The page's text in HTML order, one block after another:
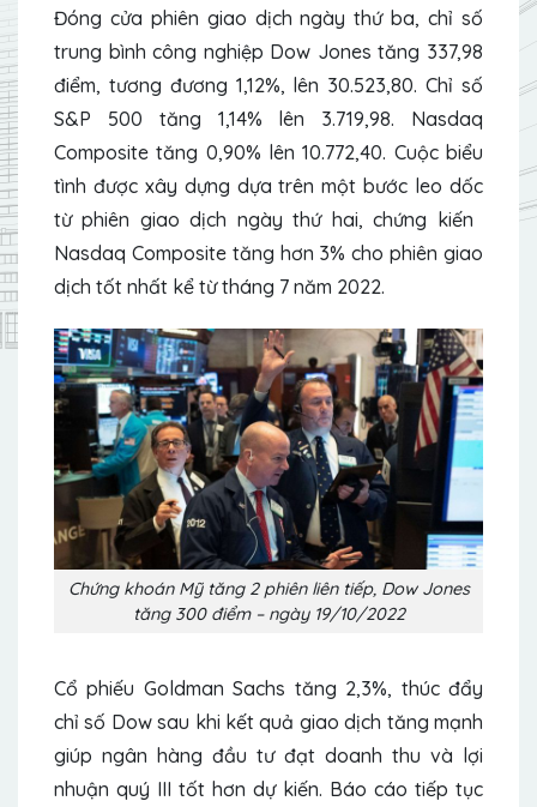
Đóng cửa phiên giao dịch ngày thứ ba, chỉ số
trung bình công nghiệp Dow Jones tăng 337,98
điểm, tương đương 1,12%, lên 30.523,80. Chỉ số
S&P 500 tăng 1,14% lên 3.719,98. Nasdaq
Composite tăng 0,90% lên 10.772,40. Cuộc biểu
tình được xây dựng dựa trên một bước leo dốc
từ phiên giao dịch ngày thứ hai, chứng kiến ​​
Nasdaq Composite tăng hơn 3% cho phiên giao
dịch tốt nhất kể từ tháng 7 năm 2022.
Chứng khoán Mỹ tăng 2 phiên liên tiếp, Dow Jones
tăng 300 điểm – ngày 19/10/2022
Cổ phiếu Goldman Sachs tăng 2,3%, thúc đẩy
chỉ số Dow sau khi kết quả giao dịch tăng mạnh
giúp ngân hàng đầu tư đạt doanh thu và lợi
nhuận quý III tốt hơn dự kiến. Báo cáo tiếp tục